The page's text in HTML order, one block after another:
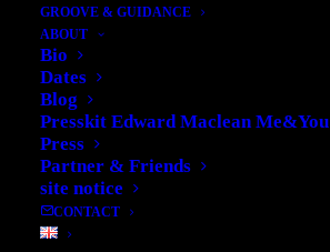
GROOVE & GUIDANCE
ABOUT
Bio
Dates
Blog
Presskit Edward Maclean Me&You
Press
Partner & Friends
site notice
CONTACT
Inside Neo
Royale - Eine
Rapgeschichte